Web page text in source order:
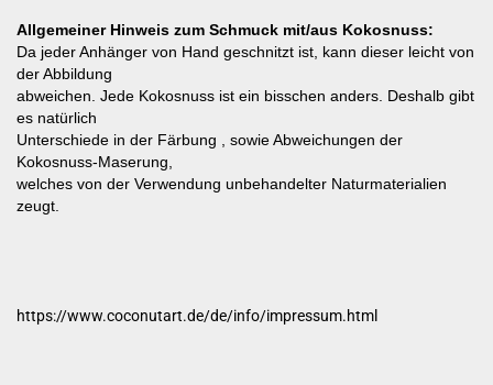
Allgemeiner Hinweis zum Schmuck mit/aus Kokosnuss:
Da jeder Anhänger von Hand geschnitzt ist, kann dieser leicht von
der Abbildung
abweichen. Jede Kokosnuss ist ein bisschen anders. Deshalb gibt
es natürlich
Unterschiede in der Färbung , sowie Abweichungen der
Kokosnuss-Maserung,
welches von der Verwendung unbehandelter Naturmaterialien
zeugt.
https://www.coconutart.de/de/info/impressum.html